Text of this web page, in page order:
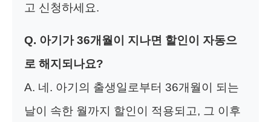
고 신청하세요.
Q. 아기가 36개월이 지나면 할인이 자동으
로 해지되나요?
A. 네. 아기의 출생일로부터 36개월이 되는
날이 속한 월까지 할인이 적용되고, 그 이후